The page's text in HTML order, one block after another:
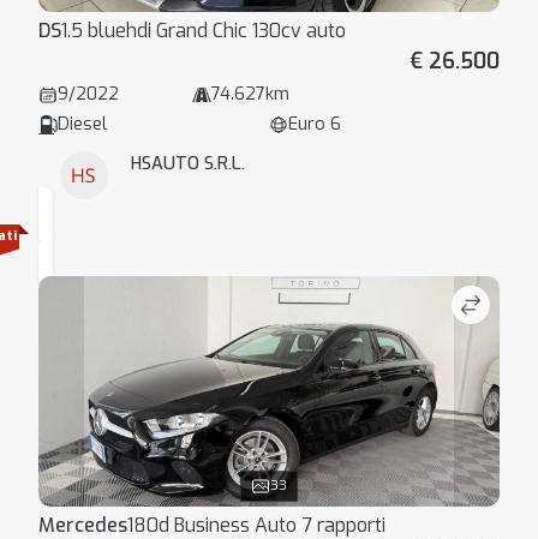
DS1.5 bluehdi Grand Chic 130cv auto
€ 26.500
9/2022
74.627km
Diesel
Euro 6
HSAUTO S.R.L.
33
Mercedes180d Business Auto 7 rapporti